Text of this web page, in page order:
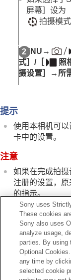
注册及调出
拍摄设
调出已
将常用功能
分别为静
自定义转环/
改变相机设置
在智能手机上可用的
使用电脑
附录
如果遇到问题
屏幕］ 设为
拍摄模式
MENU →
式］ /［ 照
摄设置］
→所
提示
使用本相机可
卡中的设置。
注意
如果在完成拍
注册的设置，
的指示。
相关主题
拍摄设置存储
设置存储
Sony uses
These cookies
Sony also uses
analyze usage,
parties. By using
Optional
any time by
selected cookie